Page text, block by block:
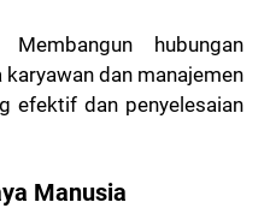
Membangun hubungan
dan manajemen
efektif dan penyelesaian
Manusia